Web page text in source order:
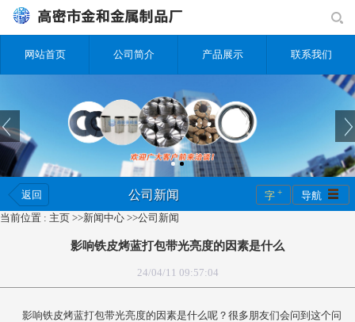
网站首页 公司简介 产品展示 联系我们
返回 公司新闻 导航
字 +
当前位置 : 主页 >>新闻中心 >>公司新闻
影响铁皮烤蓝打包带光亮度的因素是什么
24/04/11 09:57:04
影响铁皮烤蓝打包带光亮度的因素是什么呢？很多朋友们会问到这个问